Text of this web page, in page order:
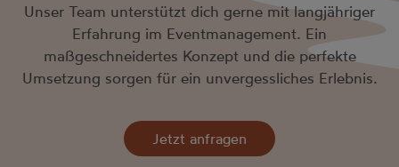
Unser Team unterstützt dich gerne mit langjähriger
Erfahrung im Eventmanagement. Ein
maßgeschneidertes Konzept und die perfekte
Umsetzung sorgen für ein unvergessliches Erlebnis.
Jetzt anfragen